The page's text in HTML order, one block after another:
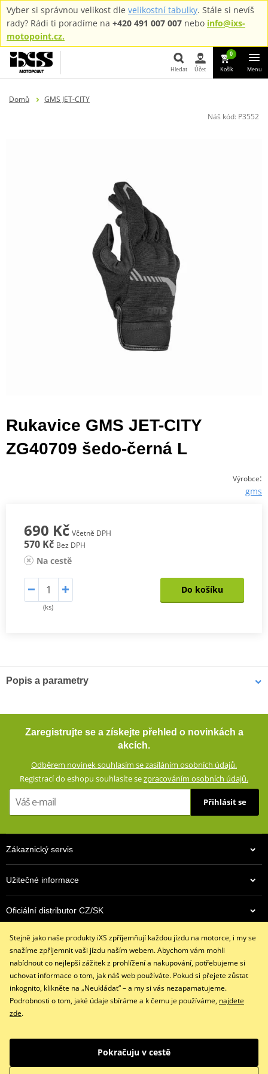
Vyber si správnou velikost dle velikostní tabulky. Stále si nevíš
rady? Rádi ti poradíme na +420 491 007 007 nebo info@ixs-
motopoint.cz.
Hledat Účet
0
Košík Menu
Domů
GMS JET-CITY
Náš kód: P3552
Rukavice GMS JET-CITY
ZG40709 šedo-černá L
Výrobce:
gms
690 Kč Včetně DPH
570 Kč Bez DPH
Na cestě
(ks)
Do košíku
Popis a parametry
Krátké textilní rukavice se strečového materiálu se skvěle
přizpůsobí pohybům ruky, takže neomezují jezdce. Jsou prodyšné.
Textilní rukavice ze směsového materiálu (60% polyuretan, 40%
polyester)
Všitý skořepinový chránič kloubů ruky
Zdvojený materiál na dlani
Všité pěnové chrániče
size chart GMS
GMS SIZES
Zaregistrujte se a získejte přehled o novinkách a
akcích.
Odběrem novinek souhlasím se zasíláním osobních údajů.
Registrací do eshopu souhlasíte sezpracováním osobních údajů.
Přihlásit se
Zákaznický servis
Užitečné informace
Oficiální distributor CZ/SK
Kontaktujte nás
info@ixs-motopoint.cz
Po - Pá (8:00 - 16:30)
Copyright © 2026 www.ixs-motopoint.cz
Stejně jako naše produkty iXS zpříjemňují každou jízdu na motorce, i my se
snažíme zpříjemnit vaši jízdu naším webem. Abychom vám mohli
nabídnout co nejlepší zážitek z prohlížení a nakupování, potřebujeme si
uchovat informace o tom, jak náš web používáte. Pokud si přejete zůstat
inkognito, klikněte na „Neukládat“ – a my si vás nezapamatujeme.
Podrobnosti o tom, jaké údaje sbíráme a k čemu je používáme, najdete
zde.
Pokračuju v cestě